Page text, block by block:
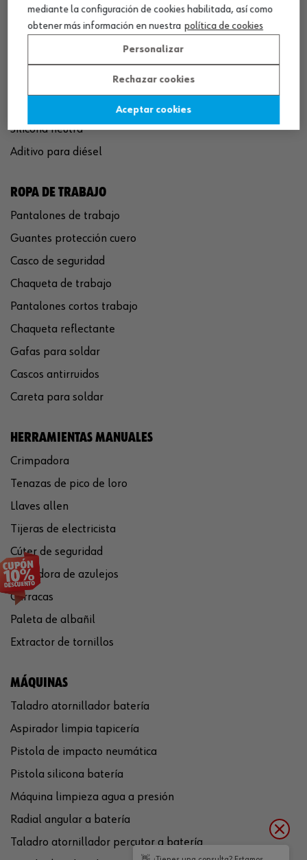
Pegamento rápido
Polímero sellador MS
Pistola espuma poliuretano
Silicona neutra
Aditivo para diésel
ROPA DE TRABAJO
Pantalones de trabajo
Guantes protección cuero
Casco de seguridad
Chaqueta de trabajo
Pantalones cortos trabajo
Chaqueta reflectante
Gafas para soldar
Cascos antirruidos
Careta para soldar
HERRAMIENTAS MANUALES
Crimpadora
Tenazas de pico de loro
Llaves allen
Tijeras de electricista
Cúter de seguridad
Cortadora de azulejos
Carracas
Paleta de albañil
Extractor de tornillos
MÁQUINAS
Taladro atornillador batería
Aspirador limpia tapicería
Pistola de impacto neumática
Pistola silicona batería
Máquina limpieza agua a presión
Radial angular a batería
Taladro atornillador percutor a batería
mediante la configuración de cookies habilitada, así como
obtener más información en nuestra política de cookies
Personalizar
Rechazar cookies
Aceptar cookies